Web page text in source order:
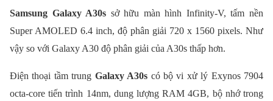
Samsung Galaxy A30s sở hữu màn hình Infinity-V, tấm nền
Super AMOLED 6.4 inch, độ phân giải 720 x 1560 pixels. Như
vậy so với Galaxy A30 độ phân giải của A30s thấp hơn.
Điện thoại tầm trung Galaxy A30s có bộ vi xử lý Exynos 7904
octa-core tiến trình 14nm, dung lượng RAM 4GB, bộ nhớ trong